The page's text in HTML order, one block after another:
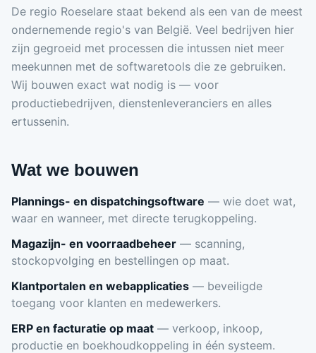
De regio Roeselare staat bekend als een van de meest
ondernemende regio's van België. Veel bedrijven hier
zijn gegroeid met processen die intussen niet meer
meekunnen met de softwaretools die ze gebruiken.
Wij bouwen exact wat nodig is — voor
productiebedrijven, dienstenleveranciers en alles
ertussenin.
Wat we bouwen
Plannings- en dispatchingsoftware — wie doet wat,
waar en wanneer, met directe terugkoppeling.
Magazijn- en voorraadbeheer — scanning,
stockopvolging en bestellingen op maat.
Klantportalen en webapplicaties — beveiligde
toegang voor klanten en medewerkers.
ERP en facturatie op maat — verkoop, inkoop,
productie en boekhoudkoppeling in één systeem.